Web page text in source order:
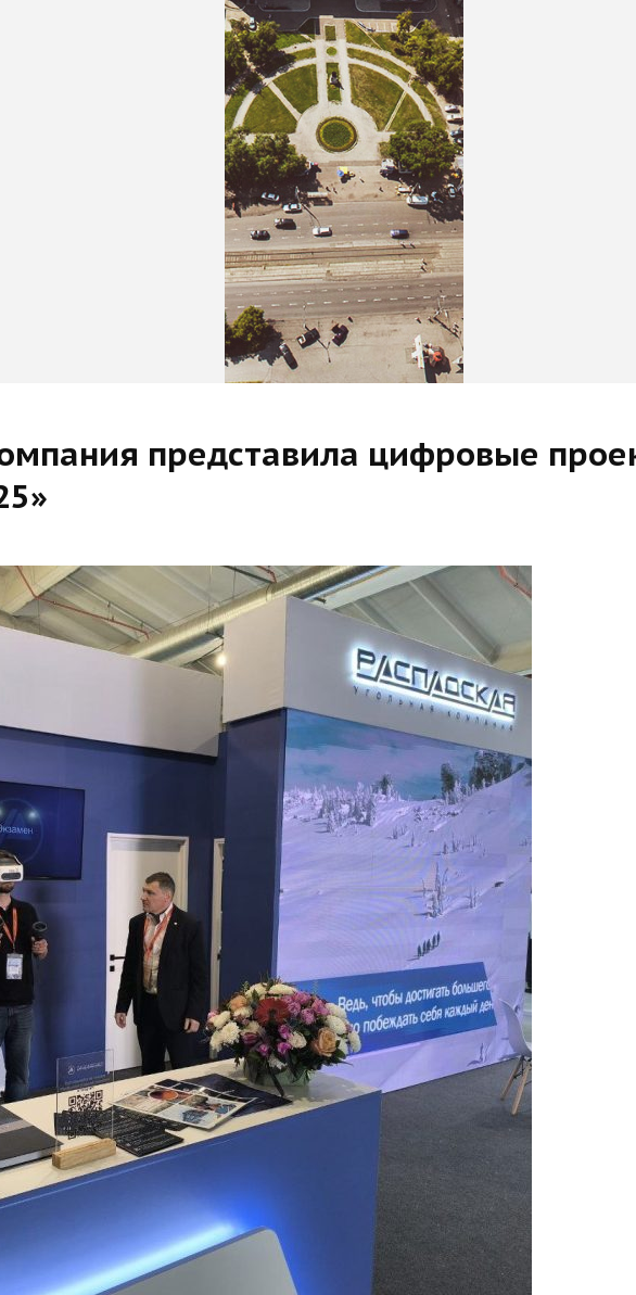
представила цифровые